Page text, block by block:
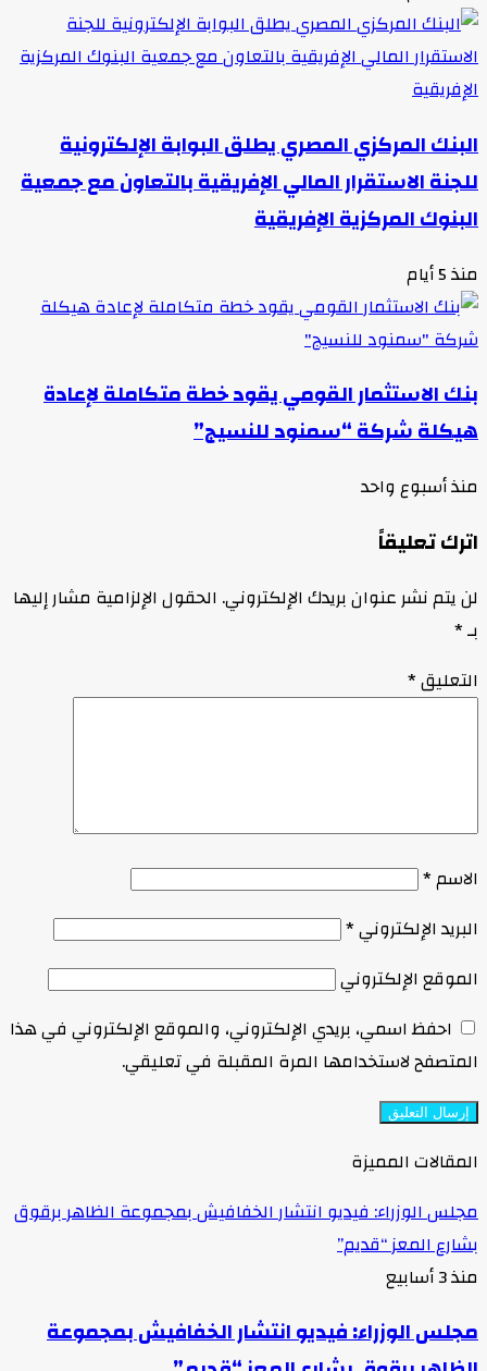
البنك المركزي المصري يطلق البوابة الإلكترونية
للجنة الاستقرار المالي الإفريقية بالتعاون مع جمعية
البنوك المركزية الإفريقية
منذ 5 أيام
بنك الاستثمار القومي يقود خطة متكاملة لإعادة
هيكلة شركة “سمنود للنسيج”
منذ أسبوع واحد
اترك تعليقاً
لن يتم نشر عنوان بريدك الإلكتروني. الحقول الإلزامية مشار إليها
بـ*
التعليق*
الاسم*
البريد الإلكتروني*
الموقع الإلكتروني
احفظ اسمي، بريدي الإلكتروني، والموقع الإلكتروني في هذا
المتصفح لاستخدامها المرة المقبلة في تعليقي.
المقالات المميزة
مجلس الوزراء: فيديو انتشار الخفافيش بمجموعة الظاهر برقوق
بشارع المعز “قديم”
منذ 3 أسابيع
مجلس الوزراء: فيديو انتشار الخفافيش بمجموعة